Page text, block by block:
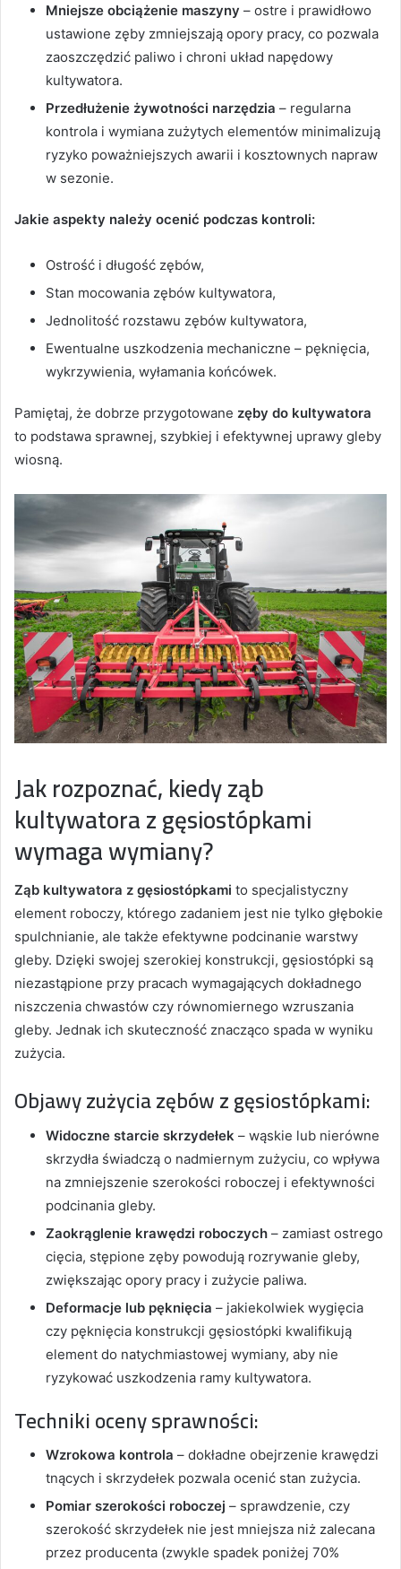
Mniejsze obciążenie maszyny – ostre i prawidłowo
ustawione zęby zmniejszają opory pracy, co pozwala
zaoszczędzić paliwo i chroni układ napędowy
kultywatora.
Przedłużenie żywotności narzędzia – regularna
kontrola i wymiana zużytych elementów minimalizują
ryzyko poważniejszych awarii i kosztownych napraw
w sezonie.
Jakie aspekty należy ocenić podczas kontroli:
Ostrość i długość zębów,
Stan mocowania zębów kultywatora,
Jednolitość rozstawu zębów kultywatora,
Ewentualne uszkodzenia mechaniczne – pęknięcia,
wykrzywienia, wyłamania końcówek.
Pamiętaj, że dobrze przygotowane zęby do kultywatora
to podstawa sprawnej, szybkiej i efektywnej uprawy gleby
wiosną.
Jak rozpoznać, kiedy ząb
kultywatora z gęsiostópkami
wymaga wymiany?
Ząb kultywatora z gęsiostópkami to specjalistyczny
element roboczy, którego zadaniem jest nie tylko głębokie
spulchnianie, ale także efektywne podcinanie warstwy
gleby. Dzięki swojej szerokiej konstrukcji, gęsiostópki są
niezastąpione przy pracach wymagających dokładnego
niszczenia chwastów czy równomiernego wzruszania
gleby. Jednak ich skuteczność znacząco spada w wyniku
zużycia.
Objawy zużycia zębów z gęsiostópkami:
Widoczne starcie skrzydełek – wąskie lub nierówne
skrzydła świadczą o nadmiernym zużyciu, co wpływa
na zmniejszenie szerokości roboczej i efektywności
podcinania gleby.
Zaokrąglenie krawędzi roboczych – zamiast ostrego
cięcia, stępione zęby powodują rozrywanie gleby,
zwiększając opory pracy i zużycie paliwa.
Deformacje lub pęknięcia – jakiekolwiek wygięcia
czy pęknięcia konstrukcji gęsiostópki kwalifikują
element do natychmiastowej wymiany, aby nie
ryzykować uszkodzenia ramy kultywatora.
Techniki oceny sprawności:
Wzrokowa kontrola – dokładne obejrzenie krawędzi
tnących i skrzydełek pozwala ocenić stan zużycia.
Pomiar szerokości roboczej – sprawdzenie, czy
szerokość skrzydełek nie jest mniejsza niż zalecana
przez producenta (zwykle spadek poniżej 70%